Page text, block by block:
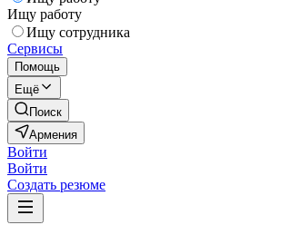
Ищу работу
Ищу сотрудника
Сервисы
Помощь
Ещё
Поиск
Армения
Войти
Войти
Создать резюме